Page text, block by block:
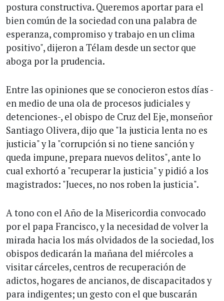
postura constructiva. Queremos aportar para el
bien común de la sociedad con una palabra de
esperanza, compromiso y trabajo en un clima
positivo", dijeron a Télam desde un sector que
aboga por la prudencia.
Entre las opiniones que se conocieron estos días -
en medio de una ola de procesos judiciales y
detenciones-, el obispo de Cruz del Eje, monseñor
Santiago Olivera, dijo que "la justicia lenta no es
justicia" y la "corrupción si no tiene sanción y
queda impune, prepara nuevos delitos", ante lo
cual exhortó a "recuperar la justicia" y pidió a los
magistrados: "Jueces, no nos roben la justicia".
A tono con el Año de la Misericordia convocado
por el papa Francisco, y la necesidad de volver la
mirada hacia los más olvidados de la sociedad, los
obispos dedicarán la mañana del miércoles a
visitar cárceles, centros de recuperación de
adictos, hogares de ancianos, de discapacitados y
para indigentes; un gesto con el que buscarán